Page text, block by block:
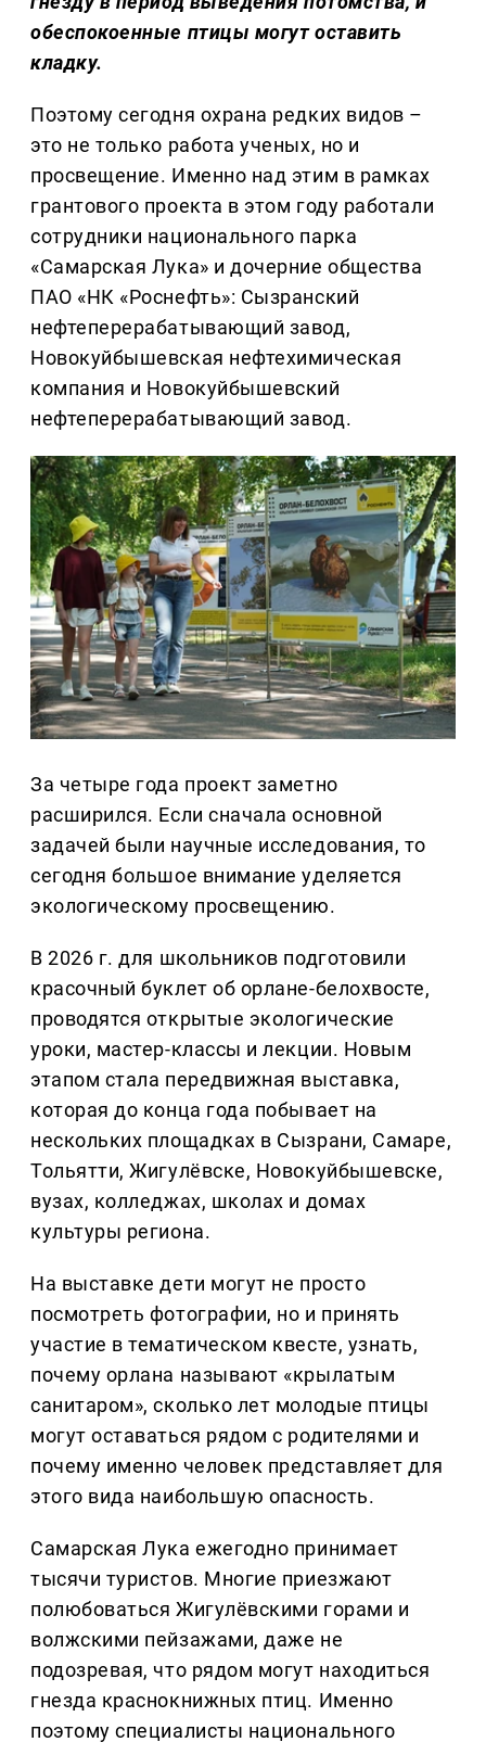
обеспокоенные птицы могут оставить
кладку.
Поэтому сегодня охрана редких видов –
это не только работа ученых, но и
просвещение. Именно над этим в рамках
грантового проекта в этом году работали
сотрудники национального парка
«Самарская Лука» и дочерние общества
ПАО «НК «Роснефть»: Сызранский
нефтеперерабатывающий завод,
Новокуйбышевская нефтехимическая
компания и Новокуйбышевский
нефтеперерабатывающий завод.
За четыре года проект заметно
расширился. Если сначала основной
задачей были научные исследования, то
сегодня большое внимание уделяется
экологическому просвещению.
В 2026 г. для школьников подготовили
красочный буклет об орлане-белохвосте,
проводятся открытые экологические
уроки, мастер-классы и лекции. Новым
этапом стала передвижная выставка,
которая до конца года побывает на
нескольких площадках в Сызрани, Самаре,
Тольятти, Жигулёвске, Новокуйбышевске,
вузах, колледжах, школах и домах
культуры региона.
На выставке дети могут не просто
посмотреть фотографии, но и принять
участие в тематическом квесте, узнать,
почему орлана называют «крылатым
санитаром», сколько лет молодые птицы
могут оставаться рядом с родителями и
почему именно человек представляет для
этого вида наибольшую опасность.
Самарская Лука ежегодно принимает
тысячи туристов. Многие приезжают
полюбоваться Жигулёвскими горами и
волжскими пейзажами, даже не
подозревая, что рядом могут находиться
гнезда краснокнижных птиц. Именно
поэтому специалисты национального